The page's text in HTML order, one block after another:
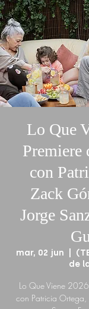
Lo Que
Premiere
con
Zack
Jorge
mar, 02 jun
de
Lo Que Viene 2026
con Patricia Ortega,